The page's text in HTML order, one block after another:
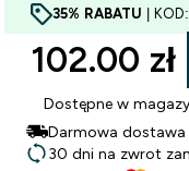
35% RABATU | KOD:
102.00 zł‎
Dostępne w
Darmowa dostawa
30 dni na zwrot